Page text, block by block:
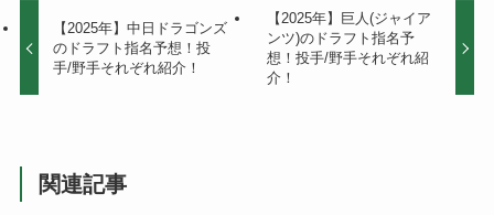
【2025年】中日ドラゴンズ
のドラフト指名予想！投
手/野手それぞれ紹介！
【2025年】巨人(ジャイア
ンツ)のドラフト指名予
想！投手/野手それぞれ紹
介！
関連記事